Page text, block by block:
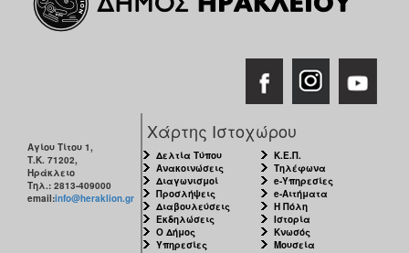
Αγίου Τίτου 1,
Τ.Κ. 71202,
Ηράκλειο
Τηλ.: 2813-409000
email:info@heraklion.gr
Χάρτης Ιστοχώρου
Δελτία Τύπου
Ανακοινώσεις
Διαγωνισμοί
Προσλήψεις
Διαβουλεύσεις
Εκδηλώσεις
Ο Δήμος
Υπηρεσίες
Κ.Ε.Π.
Τηλέφωνα
e-Υπηρεσίες
e-Αιτήματα
Η Πόλη
Ιστορία
Κνωσός
Μουσεία